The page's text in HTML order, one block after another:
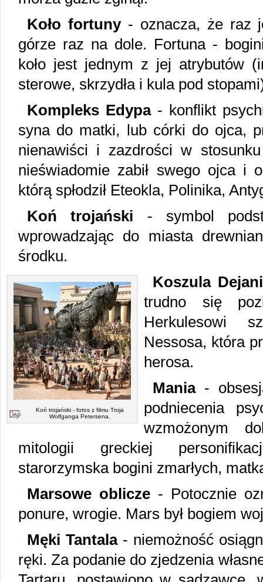
Koło fortuny- oznacza, że raz
górze raz na dole. Fortuna -
koło jest jednym z jej atrybutów
sterowe, skrzydła i kula pod
Kompleks Edypa- konflikt
syna do matki, lub córki do ojca,
nienawiści i zazdrości w
nieświadomie zabił swego ojca i
którą spłodził Eteokla, Polinika,
Koń trojański - symbol
wprowadzając do miasta
środku.
Koń trojański - fotos z filmu Troja
Wolfganga Petersena.
Koszula
trudno się
Herkulesowi
Nessosa, która
herosa.
Mania-
podniecenia
wzmożonym
mitologii greckiej
starorzymska bogini zmarłych,
Marsowe oblicze - Potocznie
ponure, wrogie. Mars był bogiem
Męki Tantala- niemożność
ręki. Za podanie do zjedzenia